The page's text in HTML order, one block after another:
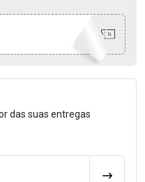
o Frete
das suas entregas